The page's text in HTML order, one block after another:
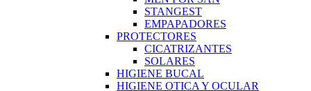
STANGEST
EMPAPADORES
PROTECTORES
CICATRIZANTES
SOLARES
HIGIENE BUCAL
HIGIENE OTICA Y OCULAR